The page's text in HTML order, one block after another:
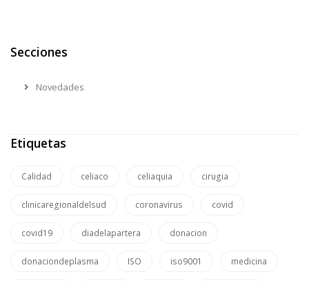
Secciones
Novedades
Etiquetas
Calidad celiaco celiaquia cirugia
clinicaregionaldelsud coronavirus covid
covid19 diadelapartera donacion
donaciondeplasma ISO iso9001 medicina